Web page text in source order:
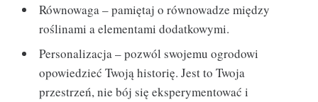
Równowaga – pamiętaj o równowadze między
roślinami a elementami dodatkowymi.
Personalizacja – pozwól swojemu ogrodowi
opowiedzieć Twoją historię. Jest to Twoja
przestrzeń, nie bój się eksperymentować i